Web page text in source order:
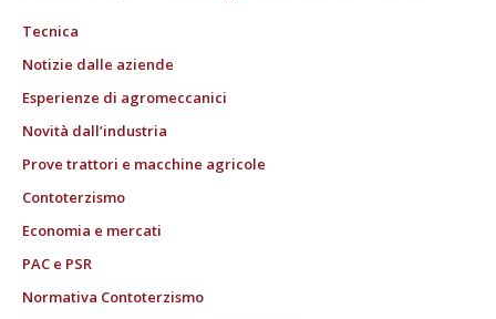
Tecnica
Notizie dalle aziende
Esperienze di agromeccanici
Novità dall’industria
Prove trattori e macchine agricole
Contoterzismo
Economia e mercati
PAC e PSR
Normativa Contoterzismo